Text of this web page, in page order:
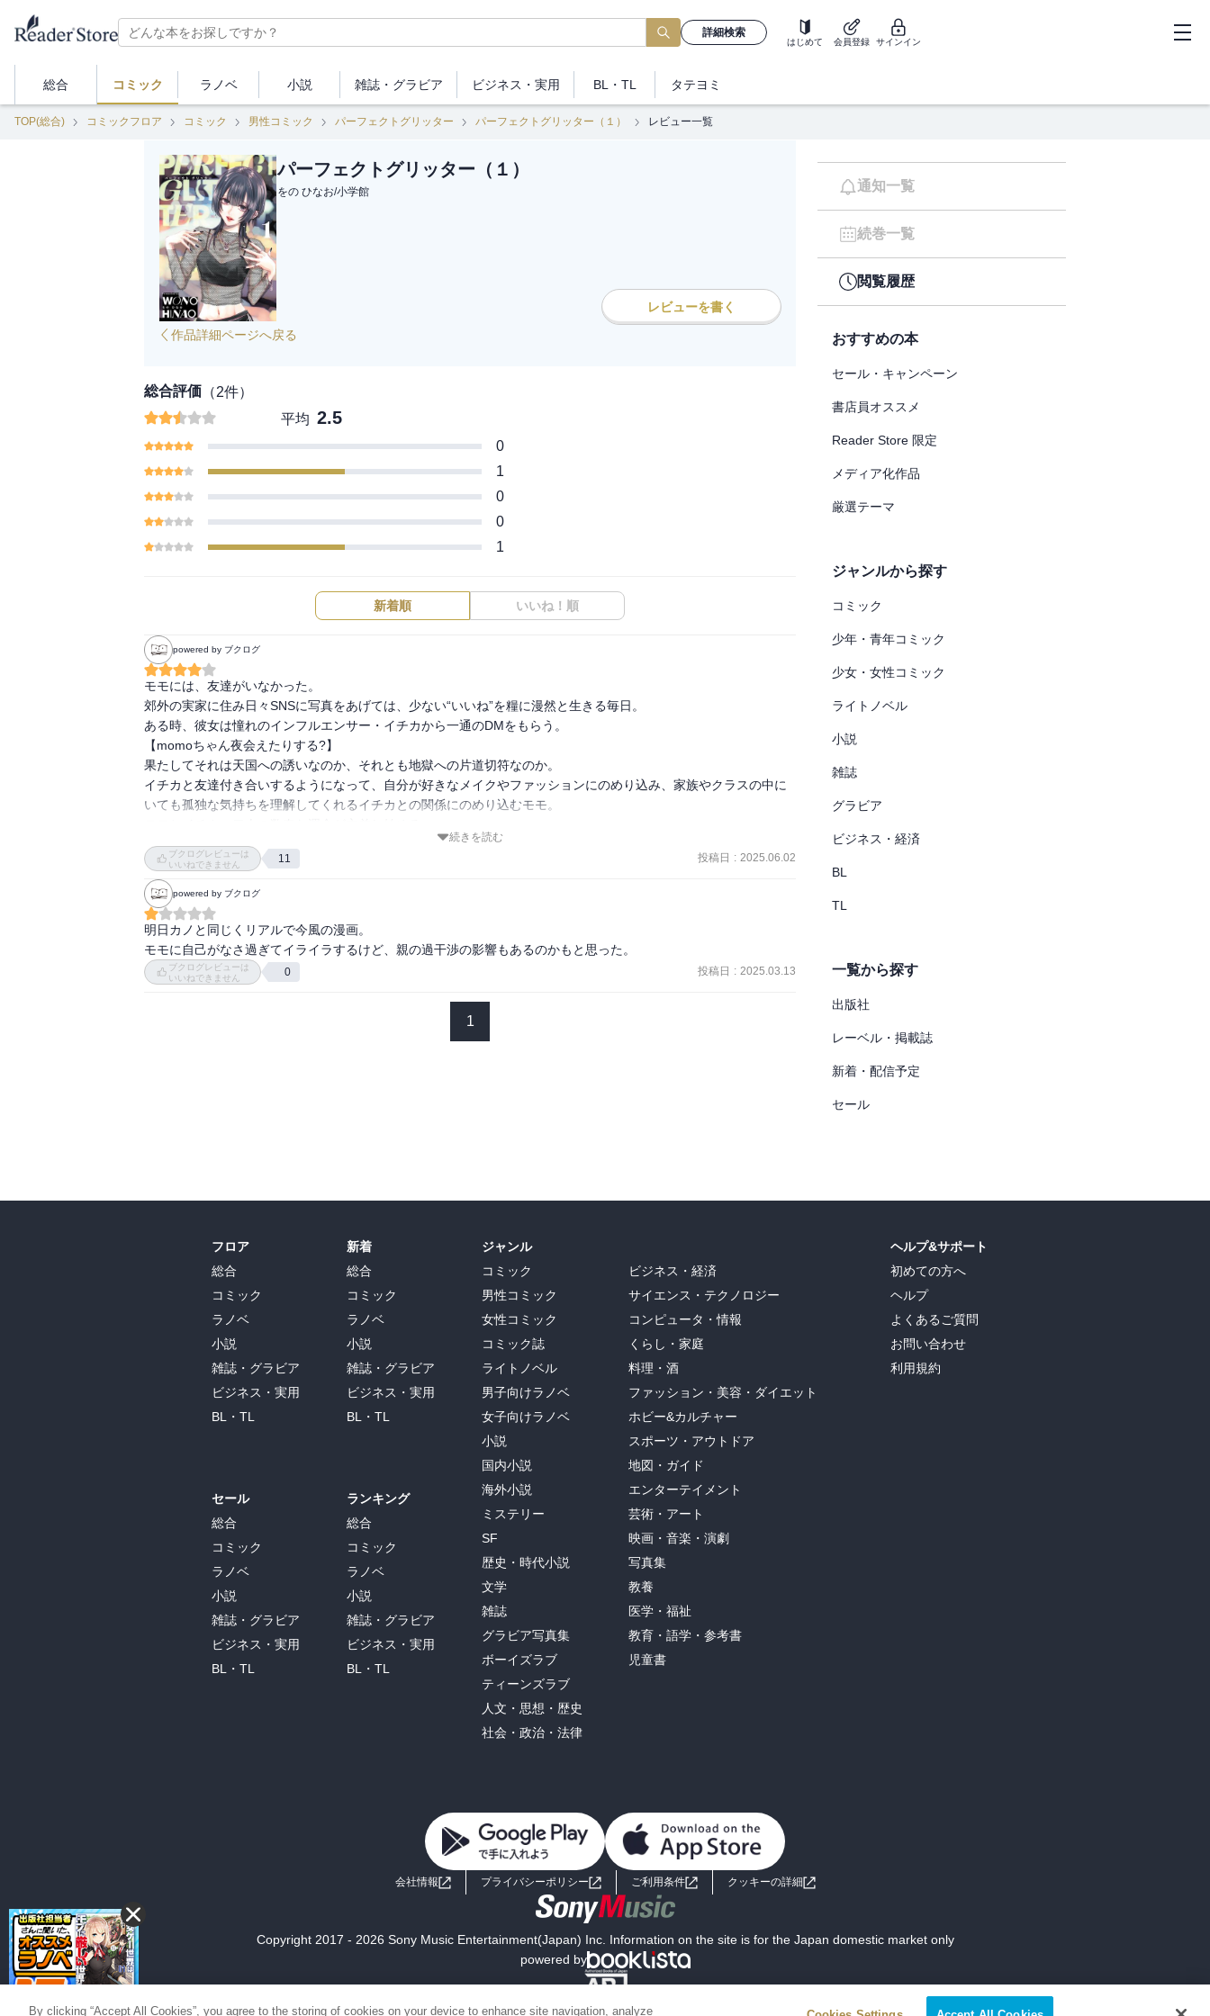
詳細検索
はじめて 会員登録 サインイン
総合 コミック ラノベ 小説 雑誌・ グラビア ビジネス ・実用 BL・TL タテヨミ
TOP(総合) コミックフロア コミック 男性コミック パーフェクトグリッター パーフェクトグリッター（１） レビュー一覧
パーフェクトグリッター（１）
をの ひなお/小学館
レビューを書く
作品詳細ページへ戻る
総合評価 （2件）
平均 2.5
0
1
0
0
1
新着順 いいね！順
powered by ブクログ
モモには、友達がいなかった。
郊外の実家に住み日々SNSに写真をあげては、少ない“いいね”を糧に漫然と生きる毎日。
ある時、彼女は憧れのインフルエンサー・イチカから一通のDMをもらう。
【momoちゃん夜会えたりする?】
果たしてそれは天国への誘いなのか、それとも地獄への片道切符なのか。
イチカと友達付き合いするようになって、自分が好きなメイクやファッションにのめり込み、家族やクラスの中に
いても孤独な気持ちを理解してくれるイチカとの関係にのめり込むモモ。
引きこもりながら、アルバイトして親に内緒で渋谷に出て、可愛い服や化粧で自分を変え、オシャレな写真をSNS
に投稿することとインフルエンサーのイチカが生きがいのモモ。
あるDMから、インフルエンサーのイチカと友達付き合いするようになって、可愛い服や化粧が好きな自分をちゃん
と親に主張出来るようになったり、ますますファッションや化粧に磨きがかかる成長、イチカとモモの共依存的な
友情の危うさと現代的なリリカルな部分が、イキイキと描かれている。
イチカに何が起きたのか？なぜモモをイチカは、信頼したのか？
続きを読む
ブクログレビューは
いいねできません
11 投稿日 : 2025.06.02
powered by ブクログ
明日カノと同じくリアルで今風の漫画。
モモに自己がなさ過ぎてイライラするけど、親の過干渉の影響もあるのかもと思った。
ブクログレビューは
いいねできません
0 投稿日 : 2025.03.13
1
通知一覧
続巻一覧
閲覧履歴
おすすめの本
セール・キャンペーン
書店員オススメ
Reader Store 限定
メディア化作品
厳選テーマ
ジャンルから探す
コミック
少年・青年コミック
少女・女性コミック
ライトノベル
小説
雑誌
グラビア
ビジネス・経済
BL
TL
一覧から探す
出版社
レーベル・掲載誌
新着・配信予定
セール
フロア
総合
コミック
ラノベ
小説
雑誌・グラビア
ビジネス・実用
BL・TL
セール
総合
コミック
ラノベ
小説
雑誌・グラビア
ビジネス・実用
BL・TL
新着
総合
コミック
ラノベ
小説
雑誌・グラビア
ビジネス・実用
BL・TL
ランキング
総合
コミック
ラノベ
小説
雑誌・グラビア
ビジネス・実用
BL・TL
ジャンル
コミック
男性コミック
女性コミック
コミック誌
ライトノベル
男子向けラノベ
女子向けラノベ
小説
国内小説
海外小説
ミステリー
SF
歴史・時代小説
文学
雑誌
グラビア写真集
ボーイズラブ
ティーンズラブ
人文・思想・歴史
社会・政治・法律
ビジネス・経済
サイエンス・テクノロジー
コンピュータ・情報
くらし・家庭
料理・酒
ファッション・美容・ダイエット
ホビー&カルチャー
スポーツ・アウトドア
地図・ガイド
エンターテイメント
芸術・アート
映画・音楽・演劇
写真集
教養
医学・福祉
教育・語学・参考書
児童書
ヘルプ&サポート
初めての方へ
ヘルプ
よくあるご質問
お問い合わせ
利用規約
会社情報 プライバシーポリシー ご利用条件 クッキーの詳細
Copyright 2017 - 2026 Sony Music Entertainment(Japan) Inc. Information on the site is for the Japan domestic market only
powered by
By clicking “Accept All Cookies”, you agree to the storing of cookies on your device to enhance site navigation, analyze